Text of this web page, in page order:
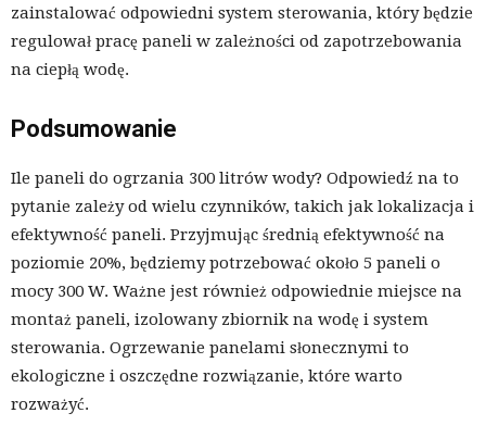
zainstalować odpowiedni system sterowania, który będzie
regulował pracę paneli w zależności od zapotrzebowania
na ciepłą wodę.
Podsumowanie
Ile paneli do ogrzania 300 litrów wody? Odpowiedź na to
pytanie zależy od wielu czynników, takich jak lokalizacja i
efektywność paneli. Przyjmując średnią efektywność na
poziomie 20%, będziemy potrzebować około 5 paneli o
mocy 300 W. Ważne jest również odpowiednie miejsce na
montaż paneli, izolowany zbiornik na wodę i system
sterowania. Ogrzewanie panelami słonecznymi to
ekologiczne i oszczędne rozwiązanie, które warto
rozważyć.